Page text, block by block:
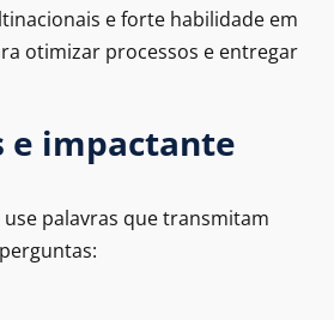
e forte habilidade em
otimizar processos e entregar
e impactante
palavras que transmitam